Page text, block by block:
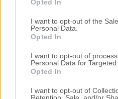
grant or deny consent to
use your data for below
consent section.
Opted In
I want to opt-out of the
Personal Data.
Opted In
I want to opt-out of
Personal Data for Targeted
Opted In
I want to opt-out of
Ψάχνετε γιαΕπαγγελματικό
Καλοχώρι; Εδώ μπορείτε να
ακινήτωνσε Καλοχώρι, η
Χρησιμοποιώντας τα φίλτρα
περιορίσετε τα ακίνητα και να
στις ανάγκες σας.